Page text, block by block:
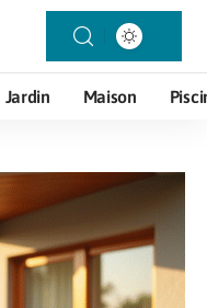
Jardin Maison